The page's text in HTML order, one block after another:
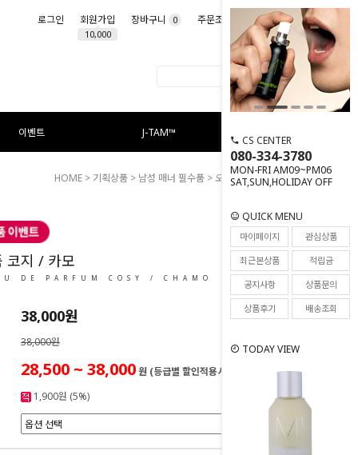
로그인 회원가입
10,000
장바구니 0 주문조회 마이페이지
이벤트 J-TAM™
CS CENTER
080-334-3780
MON-FRI AM09~PM06
SAT,SUN,HOLIDAY OFF
QUICK MENU
마이페이지
관심상품
최근본상품
적립금
공지사항
상품문의
상품후기
배송조회
TODAY VIEW
HOME > 기획상품 > 남성 매너 필수품 > 오 드 퍼퓸 코지 / 카모
3
코지 / 카모
DE PARFUM COSY / CHAMO
38,000원
38,000원
28,500 ~ 38,000원 (등급별 할인적용시)
1,900원 (5%)